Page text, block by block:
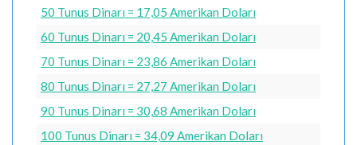
50 Tunus Dinarı = 17,05 Amerikan Doları
60 Tunus Dinarı = 20,45 Amerikan Doları
70 Tunus Dinarı = 23,86 Amerikan Doları
80 Tunus Dinarı = 27,27 Amerikan Doları
90 Tunus Dinarı = 30,68 Amerikan Doları
100 Tunus Dinarı = 34,09 Amerikan Doları